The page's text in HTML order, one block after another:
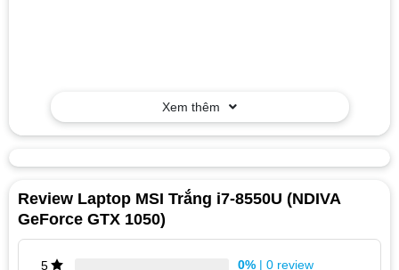
Xem thêm
Review Laptop MSI Trắng i7-8550U (NDIVA
GeForce GTX 1050)
5 0% | 0 review